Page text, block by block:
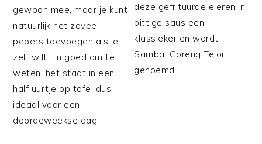
gewoon mee, maar je kunt
natuurlijk net zoveel
pepers toevoegen als je
zelf wilt. En goed om te
weten: het staat in een
half uurtje op tafel dus
ideaal voor een
doordeweekse dag!
deze gefrituurde eieren in
pittige saus een
klassieker en wordt
Sambal Goreng Telor
genoemd.